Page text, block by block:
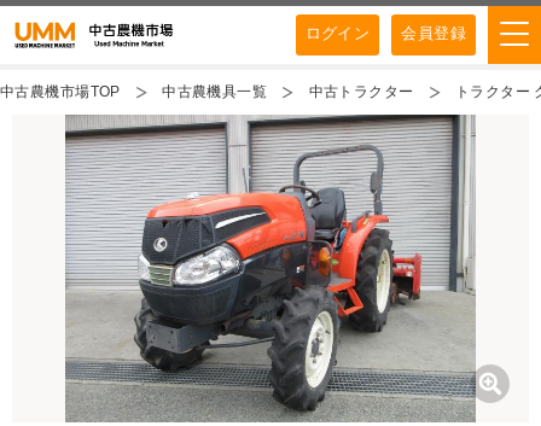
ログイン 会員登録
中古農機市場TOP 中古農機具一覧 中古トラクター トラクター